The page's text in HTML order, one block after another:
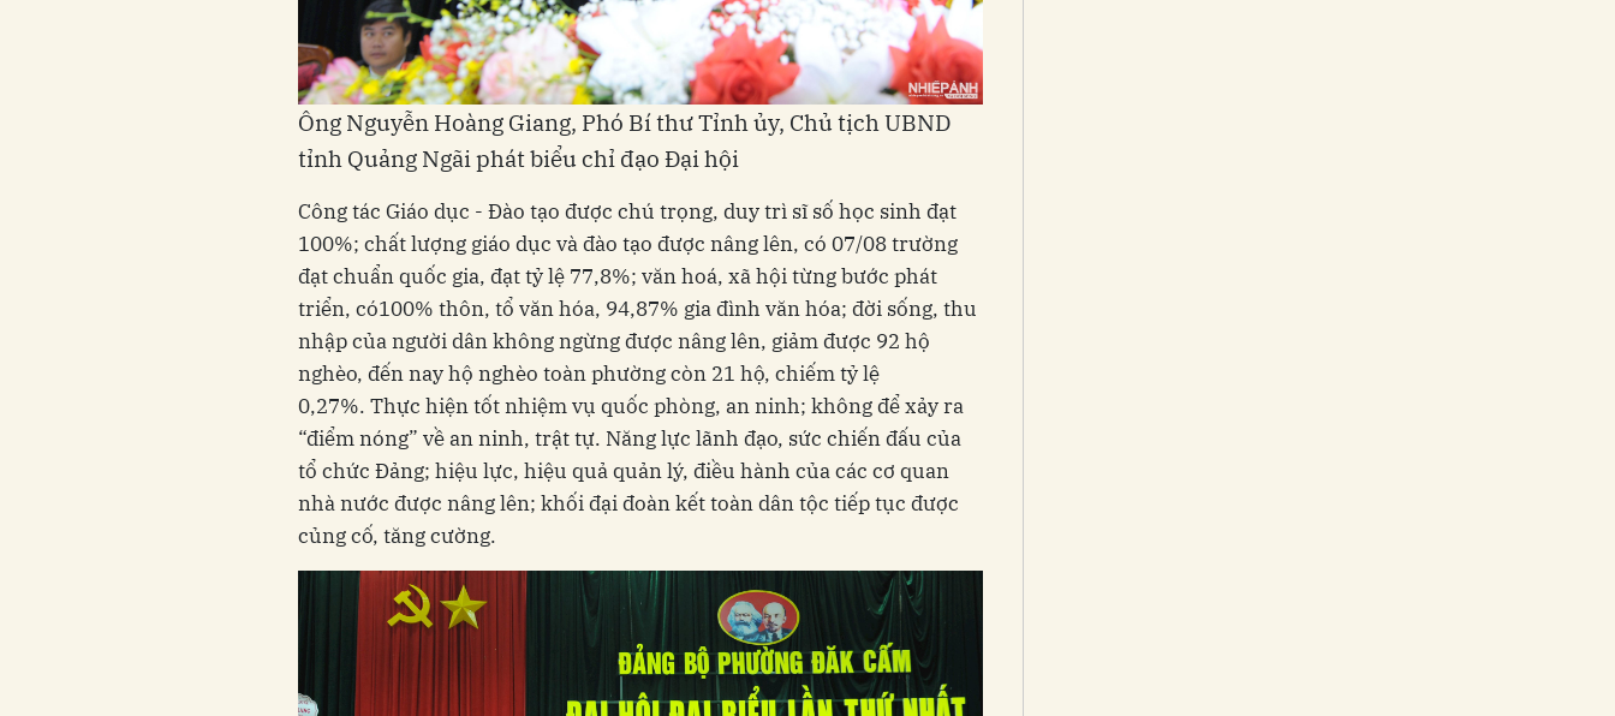
Ông Nguyễn Hoàng Giang, Phó Bí thư Tỉnh ủy, Chủ tịch UBND
tỉnh Quảng Ngãi phát biểu chỉ đạo Đại hội
Công tác Giáo dục - Đào tạo được chú trọng, duy trì sĩ số học sinh đạt
100%; chất lượng giáo dục và đào tạo được nâng lên, có 07/08 trường
đạt chuẩn quốc gia, đạt tỷ lệ 77,8%; văn hoá, xã hội từng bước phát
triển, có100% thôn, tổ văn hóa, 94,87% gia đình văn hóa; đời sống, thu
nhập của người dân không ngừng được nâng lên, giảm được 92 hộ
nghèo, đến nay hộ nghèo toàn phường còn 21 hộ, chiếm tỷ lệ
0,27%. Thực hiện tốt nhiệm vụ quốc phòng, an ninh; không để xảy ra
“điểm nóng” về an ninh, trật tự. Năng lực lãnh đạo, sức chiến đấu của
tổ chức Đảng; hiệu lực, hiệu quả quản lý, điều hành của các cơ quan
nhà nước được nâng lên; khối đại đoàn kết toàn dân tộc tiếp tục được
củng cố, tăng cường.